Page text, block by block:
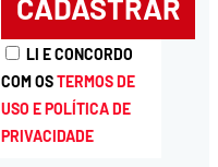
LI E CONCORDO
COM OSTERMOS DE
USO E POLÍTICA DE
PRIVACIDADE